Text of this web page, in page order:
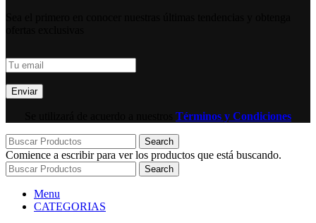
Términos y Condiciones
Search
Comience a escribir para ver los productos que está buscando.
Search
Menu
CATEGORIAS